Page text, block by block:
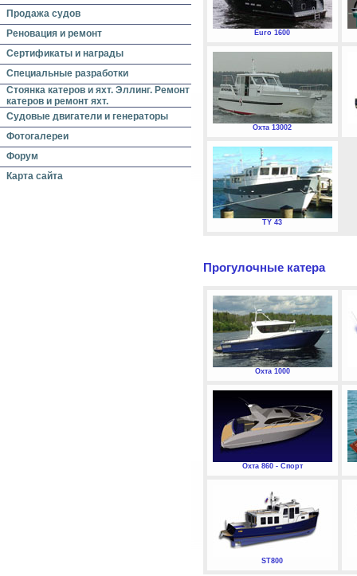
Продажа судов
Реновация и ремонт
Сертификаты и награды
Специальные разработки
Стоянка катеров и яхт. Эллинг. Ремонт
катеров и ремонт яхт.
Судовые двигатели и генераторы
Фотогалереи
Форум
Карта сайта
Euro 1600
Охта 13002
TY 43
Прогулочные катера
Охта 1000
Охта 860 - Спорт
ST800